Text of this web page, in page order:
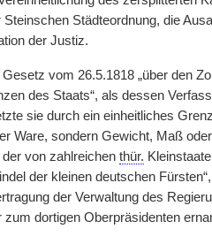
Städteordnung, die
der Justiz.
Gesetz vom 26.5.1818 „über den
des Staats“, als dessen
sie durch ein einheitliches
Ware, sondern Gewicht, Maß
von zahlreichen thür.
der kleinen deutschen
der Verwaltung des
dortigen Oberpräsidenten